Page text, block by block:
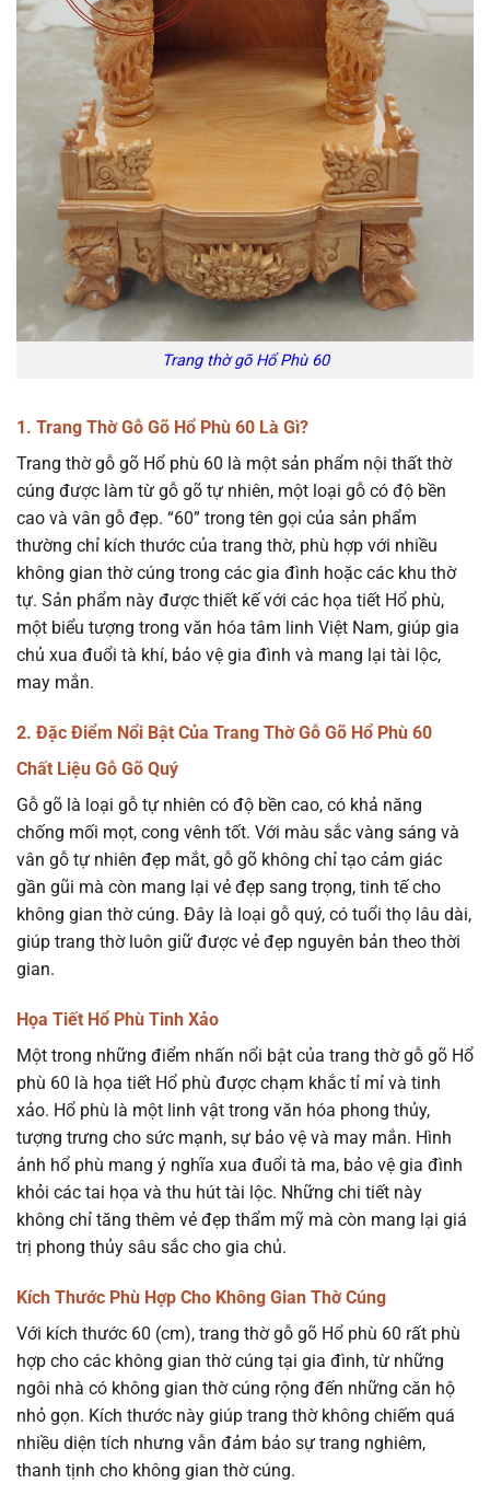
Trang thờ gõ Hổ Phù 60
1. Trang Thờ Gỗ Gõ Hổ Phù 60 Là Gì?
Trang thờ gỗ gõ Hổ phù 60 là một sản phẩm nội thất thờ
cúng được làm từ gỗ gõ tự nhiên, một loại gỗ có độ bền
cao và vân gỗ đẹp. “60” trong tên gọi của sản phẩm
thường chỉ kích thước của trang thờ, phù hợp với nhiều
không gian thờ cúng trong các gia đình hoặc các khu thờ
tự. Sản phẩm này được thiết kế với các họa tiết Hổ phù,
một biểu tượng trong văn hóa tâm linh Việt Nam, giúp gia
chủ xua đuổi tà khí, bảo vệ gia đình và mang lại tài lộc,
may mắn.
2. Đặc Điểm Nổi Bật Của Trang Thờ Gỗ Gõ Hổ Phù 60
Chất Liệu Gỗ Gõ Quý
Gỗ gõ là loại gỗ tự nhiên có độ bền cao, có khả năng
chống mối mọt, cong vênh tốt. Với màu sắc vàng sáng và
vân gỗ tự nhiên đẹp mắt, gỗ gõ không chỉ tạo cảm giác
gần gũi mà còn mang lại vẻ đẹp sang trọng, tinh tế cho
không gian thờ cúng. Đây là loại gỗ quý, có tuổi thọ lâu dài,
giúp trang thờ luôn giữ được vẻ đẹp nguyên bản theo thời
gian.
Họa Tiết Hổ Phù Tinh Xảo
Một trong những điểm nhấn nổi bật của trang thờ gỗ gõ Hổ
phù 60 là họa tiết Hổ phù được chạm khắc tỉ mỉ và tinh
xảo. Hổ phù là một linh vật trong văn hóa phong thủy,
tượng trưng cho sức mạnh, sự bảo vệ và may mắn. Hình
ảnh hổ phù mang ý nghĩa xua đuổi tà ma, bảo vệ gia đình
khỏi các tai họa và thu hút tài lộc. Những chi tiết này
không chỉ tăng thêm vẻ đẹp thẩm mỹ mà còn mang lại giá
trị phong thủy sâu sắc cho gia chủ.
Kích Thước Phù Hợp Cho Không Gian Thờ Cúng
Với kích thước 60 (cm), trang thờ gỗ gõ Hổ phù 60 rất phù
hợp cho các không gian thờ cúng tại gia đình, từ những
ngôi nhà có không gian thờ cúng rộng đến những căn hộ
nhỏ gọn. Kích thước này giúp trang thờ không chiếm quá
nhiều diện tích nhưng vẫn đảm bảo sự trang nghiêm,
thanh tịnh cho không gian thờ cúng.